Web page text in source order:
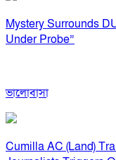
Mystery Surrounds
Under Probe”
ভালোবাসা
Cumilla AC (Land)